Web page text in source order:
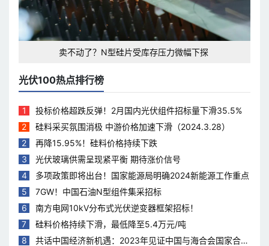
卖不动了？N型硅片受库存压力微幅下探
光伏100热点排行榜
1
投标价格超跌反弹！2月国内光伏组件招标量下滑35.5%
2
硅料采买氛围消极 中游价格加速下滑（2024.3.28）
2
再降15.95%！硅料价格持续下跌
3
光伏玻璃供需呈现紧平衡 期待涨价信号
4
多项政策即将出台！国家能源局明确2024新能源工作重点
5
7GW！中国石油N型组件集采招标
6
南方电网10kV分布式光伏逆变器框架招标！
7
硅料价格持续下滑，最低降至5.4万元/吨
8
共话中国经济新机遇：2023年见证中国与海合会国家合作